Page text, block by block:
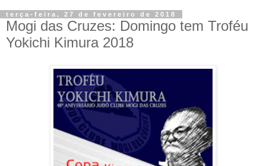
terça-feira, 27 de fevereiro de 2018
Mogi das Cruzes: Domingo tem Troféu
Yokichi Kimura 2018